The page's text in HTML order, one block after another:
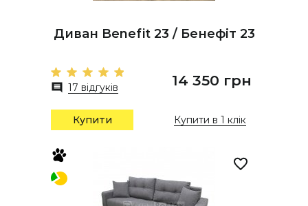
Диван Benefit 23 / Бенефіт 23
17 відгуків 14 350 грн
Купити Купити в 1 клік